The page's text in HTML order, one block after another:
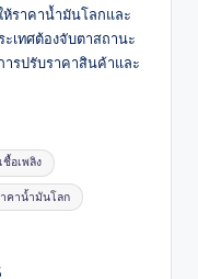
ห้ราคาน้ำมันโลกและ
เทศต้องจับตาสถานะ
รปรับราคาสินค้าและ
อเพลิง
คาน้ำมันโลก